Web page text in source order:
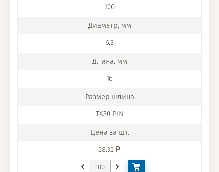
100
6.3
16
TX30 PIN
28.32